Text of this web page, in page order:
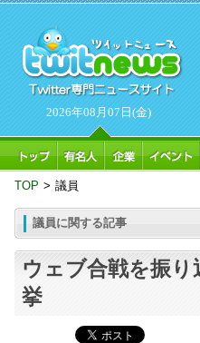
2026年08月07日(金)
TOP > 議員
議員に関する記事
ウェブ合戦を振
挙